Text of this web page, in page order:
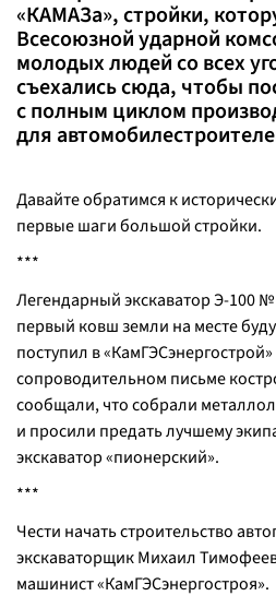
«КАМАЗа», стройки,
Всесоюзной ударной
молодых людей со всех
съехались сюда, чтобы
с полным циклом
для
Давайте обратимся к
первые шаги большой стройки.
***
Легендарный экскаватор Э-100
первый ковш земли на месте
поступил в
сопроводительном письме
сообщали, что собрали
и просили предать лучшему
экскаватор «пионерский».
***
Чести начать строительство
экскаваторщик Михаил
машинист «КамГЭСэнергостроя».